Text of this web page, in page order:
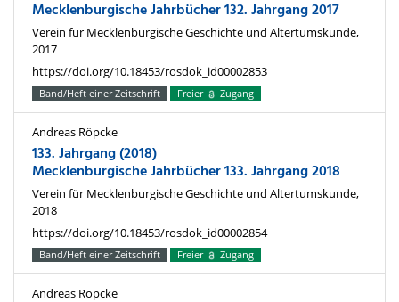
Mecklenburgische Jahrbücher 132. Jahrgang 2017
Verein für Mecklenburgische Geschichte und Altertumskunde,
2017
https://doi.org/10.18453/rosdok_id00002853
Band/Heft einer Zeitschrift Freier Zugang
Andreas Röpcke
133. Jahrgang (2018)
Mecklenburgische Jahrbücher 133. Jahrgang 2018
Verein für Mecklenburgische Geschichte und Altertumskunde,
2018
https://doi.org/10.18453/rosdok_id00002854
Band/Heft einer Zeitschrift Freier Zugang
Andreas Röpcke